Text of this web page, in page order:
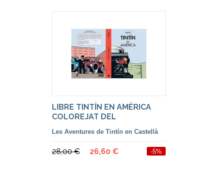
LIBRE TINTÍN EN AMÉRICA
COLOREJAT DEL
BLANC/NEGRE, EN
CASTELLÀ.
Les Aventures de Tintín en Castellà
28,00 € 26,60 € -5%